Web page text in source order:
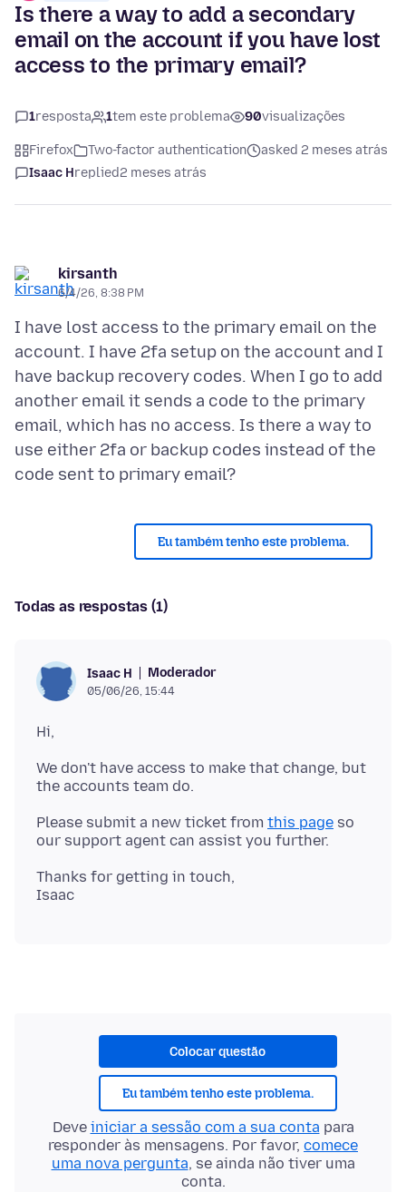
Is there a way to add a secondary
email on the account if you have lost
access to the primary email?
1resposta 1tem este problema 90visualizações
Firefox Two-factor authentication
asked 2 meses atrás
Isaac Hreplied2 meses atrás
kirsanth
6/4/26, 8:38 PM
I have lost access to the primary email on the
account. I have 2fa setup on the account and I
have backup recovery codes. When I go to add
another email it sends a code to the primary
email, which has no access. Is there a way to
use either 2fa or backup codes instead of the
Eu também tenho este problema.
Todas as respostas (1)
Isaac H Moderador
05/06/26, 15:44
We don't have access to make that change, but
Please submit a new ticket from this page so
Thanks for getting in touch,
Colocar questão
Eu também tenho este problema.
Deve iniciar a sessão com a sua conta para
responder às mensagens. Por favor, comece
uma nova pergunta, se ainda não tiver uma
conta.